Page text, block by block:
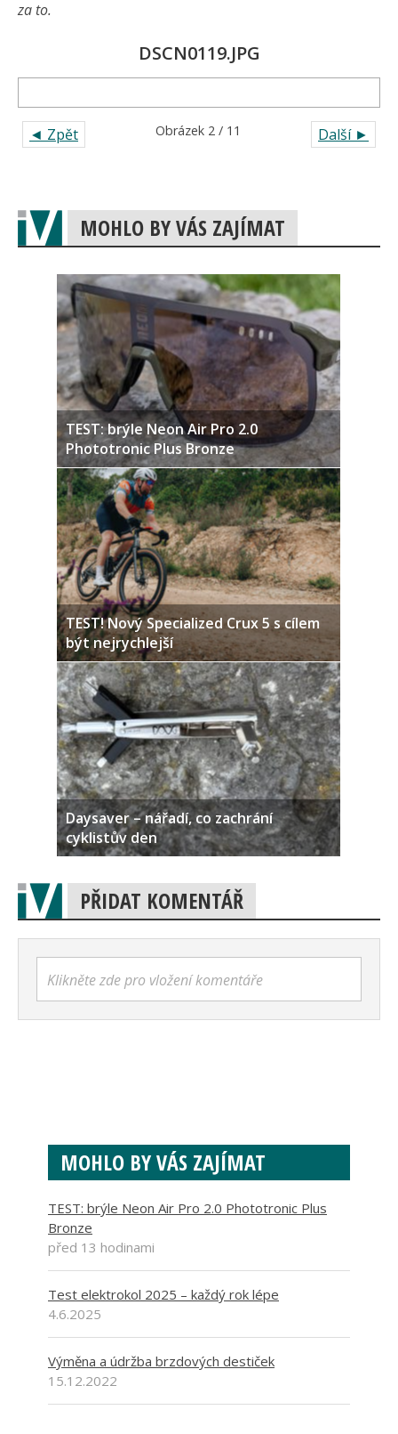
za to.
DSCN0119.JPG
◄ Zpět Další ►
Obrázek 2 / 11
MOHLO BY VÁS ZAJÍMAT
TEST: brýle Neon Air Pro 2.0
Phototronic Plus Bronze
TEST! Nový Specialized Crux 5 s cílem
být nejrychlejší
Daysaver – nářadí, co zachrání
cyklistův den
PŘIDAT KOMENTÁŘ
Klikněte zde pro vložení komentáře
MOHLO BY VÁS ZAJÍMAT
TEST: brýle Neon Air Pro 2.0 Phototronic Plus
Bronze
před 13 hodinami
Test elektrokol 2025 – každý rok lépe
4.6.2025
Výměna a údržba brzdových destiček
15.12.2022